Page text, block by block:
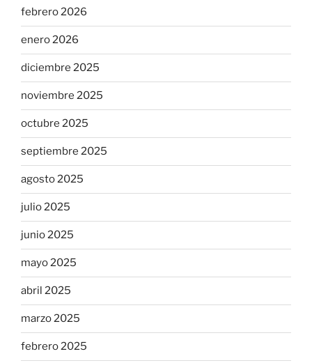
febrero 2026
enero 2026
diciembre 2025
noviembre 2025
octubre 2025
septiembre 2025
agosto 2025
julio 2025
junio 2025
mayo 2025
abril 2025
marzo 2025
febrero 2025